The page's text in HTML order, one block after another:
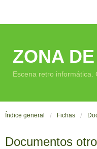
ZONA
Escena retro informática.
Índice general Fichas
Documentos